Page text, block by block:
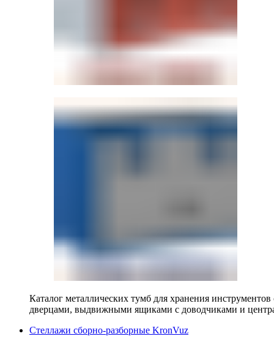
Каталог металлических тумб для хранения
дверцами, выдвижными ящиками с доводчиками и
Стеллажи сборно-разборные KronVuz